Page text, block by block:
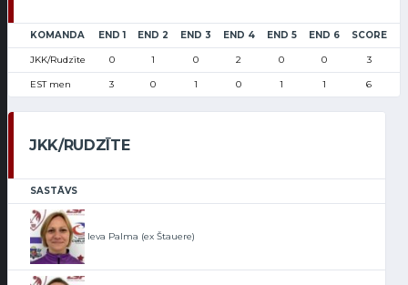
KOMANDA END 1 END 2 END 3 END 4 END 5 END 6 SCORE
JKK/Rudzīte 0 1 0 2 0 0 3
EST men 3 0 1 0 1 1 6
JKK/RUDZĪTE
SASTĀVS
Ieva Palma (ex Štauere)